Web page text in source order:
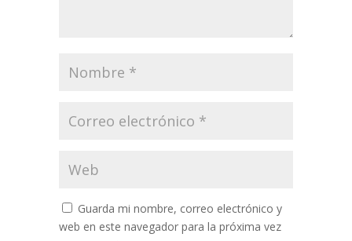
Guarda mi nombre, correo electrónico y
web en este navegador para la próxima vez